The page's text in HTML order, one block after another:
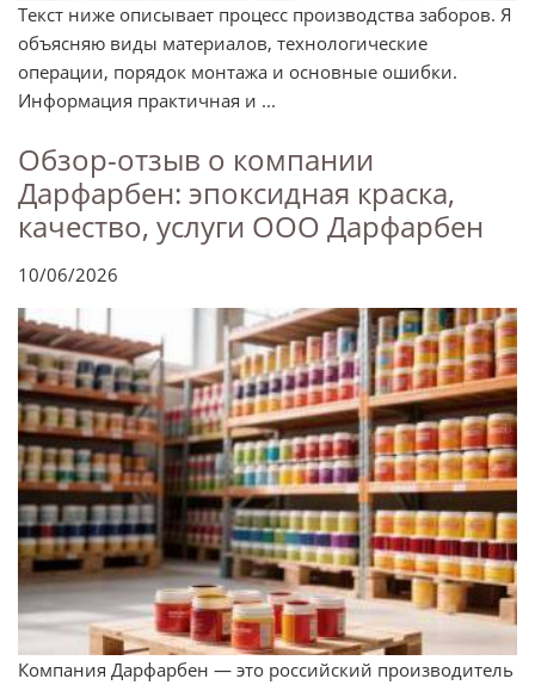
Текст ниже описывает процесс производства заборов. Я
объясняю виды материалов, технологические
операции, порядок монтажа и основные ошибки.
Информация практичная и ...
Обзор-отзыв о компании
Дарфарбен: эпоксидная краска,
качество, услуги ООО Дарфарбен
10/06/2026
Компания Дарфарбен — это российский производитель